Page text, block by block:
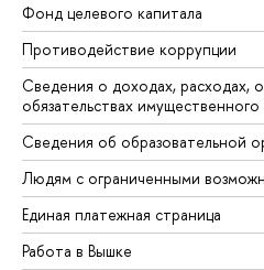
Фонд целевого капитала
Противодействие коррупции
Сведения о доходах, расходах,
обязательствах имущественного
Сведения об образовательной
Людям с ограниченными
Единая платежная страница
Работа в Вышке